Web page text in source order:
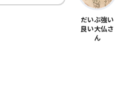
だいぶ強い
良い大仏さ
ん